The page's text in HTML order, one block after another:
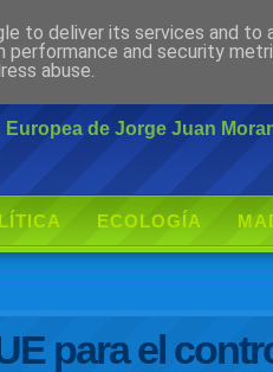
de Jorge Juan
ECOLOGÍA
para el
to deliver its services and to
performance and security
abuse.